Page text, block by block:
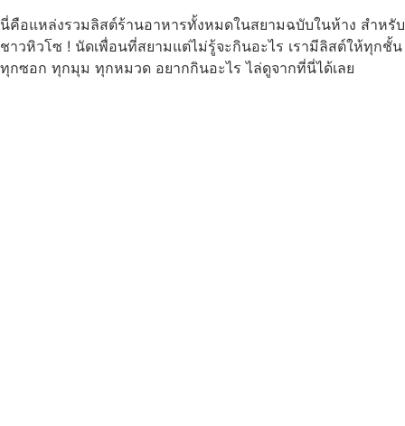
นี่คือแหล่งรวมลิสต์ร้านอาหารทั้งหมดในสยามฉบับในห้าง สำหรับ
ชาวหิวโซ ! นัดเพื่อนที่สยามแต่ไม่รู้จะกินอะไร เรามีลิสต์ให้ทุกชั้น
ทุกซอก ทุกมุม ทุกหมวด อยากกินอะไร ไล่ดูจากที่นี่ได้เลย